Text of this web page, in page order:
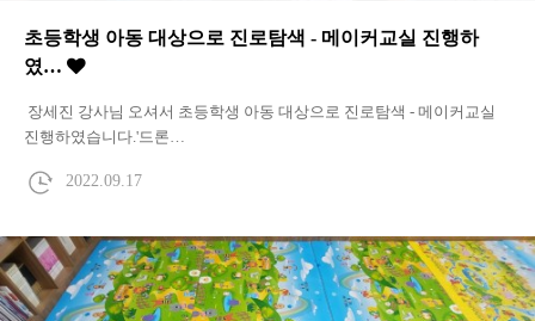
초등학생 아동 대상으로 진로탐색 - 메이커교실 진행하
였…
장세진 강사님 오셔서 초등학생 아동 대상으로 진로탐색 - 메이커교실
진행하였습니다.'드론…
2022.09.17